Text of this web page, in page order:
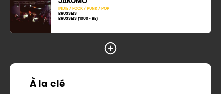
INDIE / ROCK / PUNK / POP
BRUSSELS
BRUSSELS (1000 - BE)
À la clé